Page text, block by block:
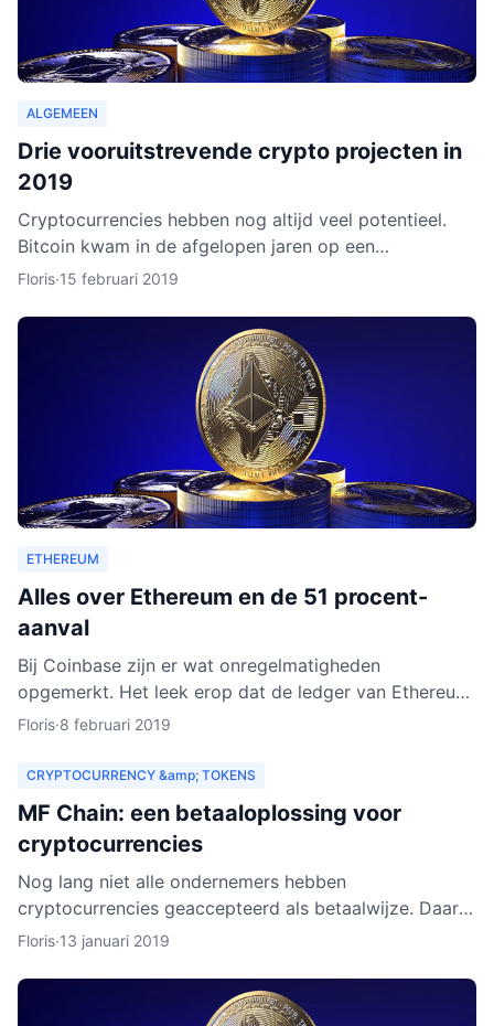
ALGEMEEN
Drie vooruitstrevende crypto projecten in
2019
Cryptocurrencies hebben nog altijd veel potentieel.
Bitcoin kwam in de afgelopen jaren op een
hoogtepunt te staan en Ethereum volgde in rap
Floris·15 februari 2019
ETHEREUM
Alles over Ethereum en de 51 procent-
aanval
Bij Coinbase zijn er wat onregelmatigheden
opgemerkt. Het leek erop dat de ledger van Ethereum
Classic werd herschreven. Dat zou betekenen dat
Floris·8 februari 2019
CRYPTOCURRENCY &amp; TOKENS
MF Chain: een betaaloplossing voor
cryptocurrencies
Nog lang niet alle ondernemers hebben
cryptocurrencies geaccepteerd als betaalwijze. Daar
wil MF Chain een verandering in maken. Het bedrijf wil
Floris·13 januari 2019